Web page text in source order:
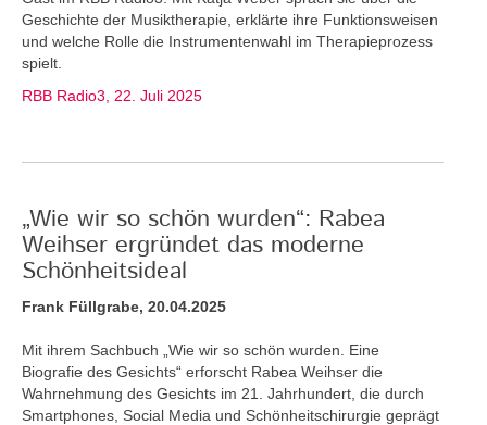
Geschichte der Musiktherapie, erklärte ihre Funktionsweisen
und welche Rolle die Instrumentenwahl im Therapieprozess
spielt.
RBB Radio3, 22. Juli 2025
„Wie wir so schön wurden“: Rabea
Weihser ergründet das moderne
Schönheitsideal
Frank Füllgrabe, 20.04.2025
Mit ihrem Sachbuch „Wie wir so schön wurden. Eine
Biografie des Gesichts“ erforscht Rabea Weihser die
Wahrnehmung des Gesichts im 21. Jahrhundert, die durch
Smartphones, Social Media und Schönheitschirurgie geprägt